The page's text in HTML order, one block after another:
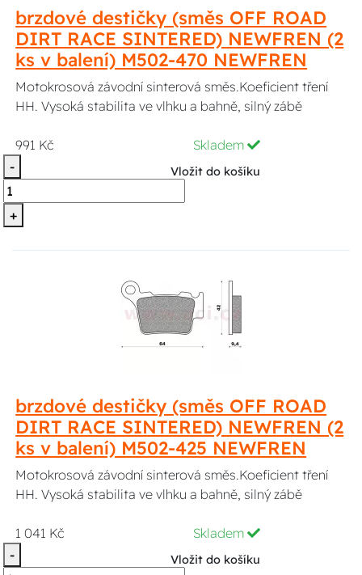
brzdové destičky (směs OFF ROAD
DIRT RACE SINTERED) NEWFREN (2
ks v balení) M502-470 NEWFREN
Motokrosová závodní sinterová směs.Koeficient tření
HH. Vysoká stabilita ve vlhku a bahně, silný zábě
991 Kč
Skladem
-
+
Vložit do košíku
brzdové destičky (směs OFF ROAD
DIRT RACE SINTERED) NEWFREN (2
ks v balení) M502-425 NEWFREN
Motokrosová závodní sinterová směs.Koeficient tření
HH. Vysoká stabilita ve vlhku a bahně, silný zábě
1 041 Kč
Skladem
-
Vložit do košíku